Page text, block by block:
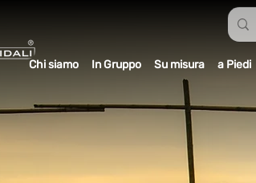
Chi siamo In Gruppo Su misura a Piedi